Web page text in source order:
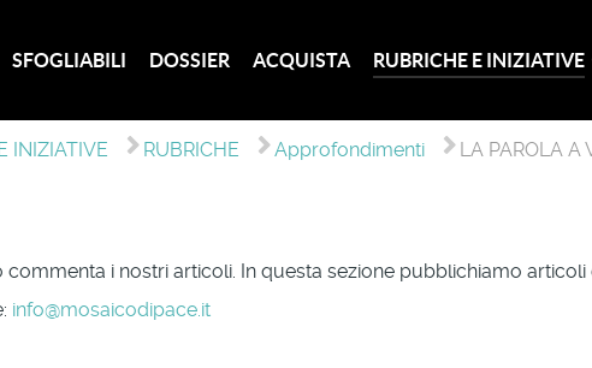
SFOGLIABILI DOSSIER ACQUISTA RUBRICHE E INIZIATIVE
INIZIATIVE RUBRICHE Approfondimenti LA PAROLA A
i nostri articoli. In questa sezione pubblichiamo
info@mosaicodipace.it